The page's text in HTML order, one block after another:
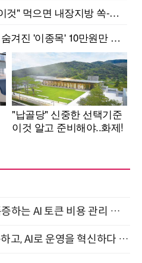
"AI 핀옵스 실전 세미나: 폭증하는 AI 토큰 비용 관리 전략" 8월 21일 개최
[올쇼TV] AI 인프라를 관측하고, AI로 운영을 혁신하다 (8월 11일 생방송)